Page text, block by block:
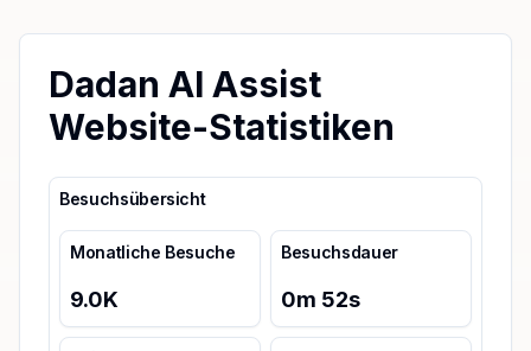
Dadan AI Assist
Website-Statistiken
Besuchsübersicht
Monatliche Besuche
9.0K
Besuchsdauer
0m 52s